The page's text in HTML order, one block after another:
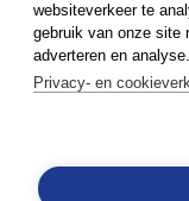
Boom Hoger
Privacy policy
Cookieverklaring
websiteverkeer te
gebruik van onze site
adverteren en analyse.
Privacy- en